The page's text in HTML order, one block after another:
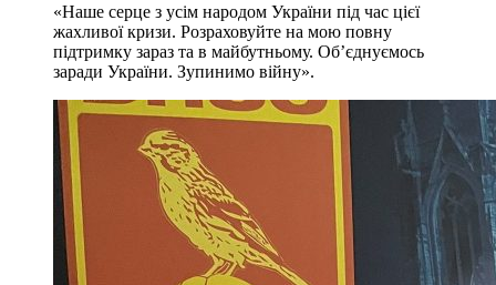
«Наше серце з усім народом України під час цієї
жахливої кризи. Розраховуйте на мою повну
підтримку зараз та в майбутньому. Об’єднуємось
заради України. Зупинимо війну».